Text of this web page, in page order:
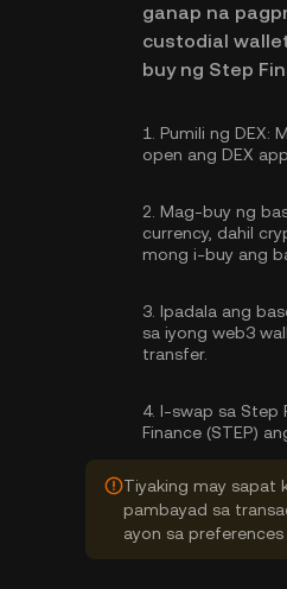
ganap na
custodial
buy ng Step
1. Pumili ng DEX:
open ang DEX
2. Mag-buy ng
currency, dahil
mong i-buy ang
3. Ipadala ang
sa iyong web3
transfer.
4. I-swap sa Step
Finance (STEP)
Tiyaking may sapat
pambayad sa
ayon sa preferences